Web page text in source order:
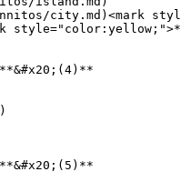
city.md)<mark